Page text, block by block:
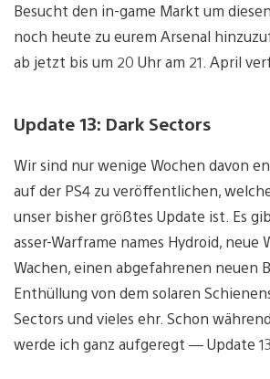
Besucht den in-game Markt um
noch heute zu eurem Arsenal
ab jetzt bis um 20 Uhr am 21. April
Update 13: Dark Sectors
Wir sind nur wenige Wochen davon
auf der PS4 zu veröffentlichen,
unser bisher größtes Update ist. Es
asser-Warframe names Hydroid, neue
Wachen, einen abgefahrenen neuen
Enthüllung von dem solaren
Sectors und vieles ehr. Schon
werde ich ganz aufgeregt — Update